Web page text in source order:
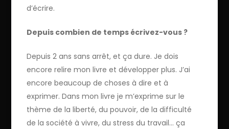
d’écrire.
Depuis combien de temps écrivez-vous ?
Depuis 2 ans sans arrêt, et ça dure. Je dois
encore relire mon livre et développer plus. J’ai
encore beaucoup de choses à dire et à
exprimer. Dans mon livre je m’exprime sur le
thème de la liberté, du pouvoir, de la difficulté
de la société à vivre, du stress du travail… ça